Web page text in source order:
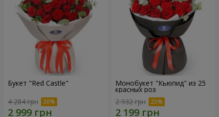
Букет "Red Castle"
4 284 грн
Монобукет "Кьюпид" из 25
красных роз
2 932 грн